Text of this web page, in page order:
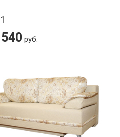
руб.